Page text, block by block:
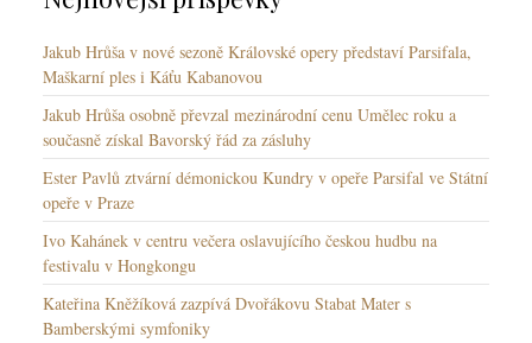
Jakub Hrůša v nové sezoně Královské opery představí Parsifala,
Maškarní ples i Káťu Kabanovou
Jakub Hrůša osobně převzal mezinárodní cenu Umělec roku a
současně získal Bavorský řád za zásluhy
Ester Pavlů ztvární démonickou Kundry v opeře Parsifal ve Státní
opeře v Praze
Ivo Kahánek v centru večera oslavujícího českou hudbu na
festivalu v Hongkongu
Kateřina Kněžíková zazpívá Dvořákovu Stabat Mater s
Bamberskými symfoniky